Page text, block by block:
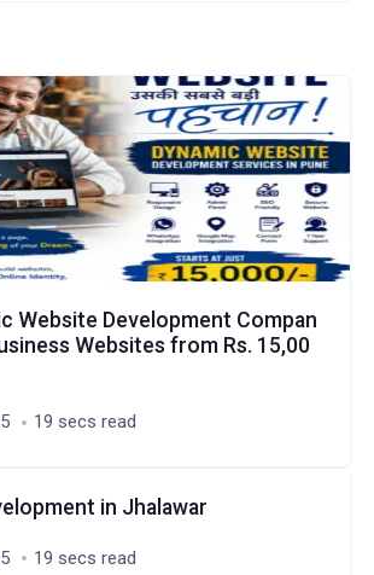
Website Development Compan
Websites from Rs. 15,00
19 secs read
in Jhalawar
19 secs read